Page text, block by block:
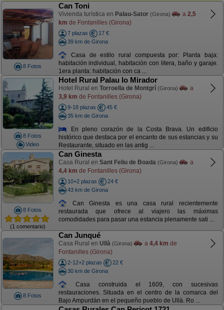
8 Fotos
Can Toni
Vivienda turística en Palau-Sator (Girona) a 2,5
km de Fontanilles (Girona)
7 plazas
17 €
39 km de Girona
Casa de estilo rural compuesta por: Planta baja:
habitación individual, habitación con litera, baño y garaje.
1era planta: habitación con ca ...
8 Fotos
Video
Hotel Rural Palau lo Mirador
Hotel Rural en Torroella de Montgrí (Girona)
a
3,9 km de Fontanilles (Girona)
9-18 plazas
45 €
35 km de Girona
En pleno corazón de la Costa Brava. Un edificio
histórico que destaca por el encanto de sus estancias y su
Restaurante, situado en las antig ...
8 Fotos
(1 comentario)
Can Ginesta
Casa Rural en Sant Feliu de Boada (Girona)
a
4,4 km de Fontanilles (Girona)
10+2 plazas
24 €
43 km de Girona
Can Ginesta es una casa rural recientemente
restaurada que ofrece al viajero las máximas
comodidades para pasar una estancia plenamente sati ...
8 Fotos
Can Junqué
Casa Rural en Ullà (Girona) a 4,4 km de
Fontanilles (Girona)
2-12+2 plazas
22 €
30 km de Girona
Casa construida el 1609, con sucesivas
restauraciones. Situada en el centro de la comarca del
Bajo Ampurdàn en el pequeño pueblo de Ullà. Ro ...